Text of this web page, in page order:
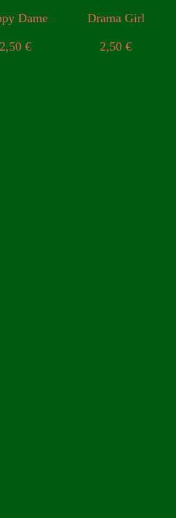
Dame
2,50€
Drama Girl
2,50€